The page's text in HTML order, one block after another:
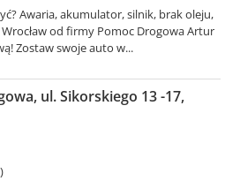
Awaria, akumulator, silnik, brak oleju,
od firmy Pomoc Drogowa Artur
Zostaw swoje auto w...
ul. Sikorskiego 13 -17,